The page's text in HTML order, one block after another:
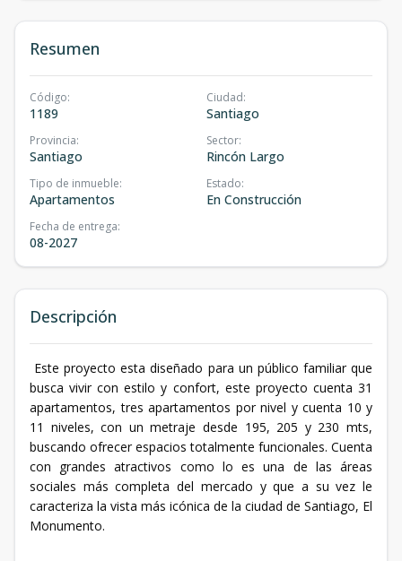
Resumen
Código:
1189
Ciudad:
Santiago
Provincia:
Santiago
Sector:
Rincón Largo
Tipo de inmueble:
Apartamentos
Estado:
En Construcción
Fecha de entrega:
08-2027
Descripción
Este proyecto esta diseñado para un público familiar que
busca vivir con estilo y confort, este proyecto cuenta 31
apartamentos, tres apartamentos por nivel y cuenta 10 y
11 niveles, con un metraje desde 195, 205 y 230 mts,
buscando ofrecer espacios totalmente funcionales. Cuenta
con grandes atractivos como lo es una de las áreas
sociales más completa del mercado y que a su vez le
caracteriza la vista más icónica de la ciudad de Santiago, El
Monumento.